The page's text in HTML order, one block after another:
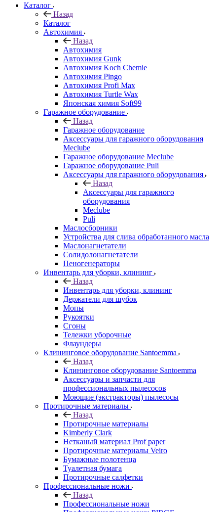
Каталог
Назад
Каталог
Автохимия
Назад
Автохимия
Автохимия Gunk
Автохимия Koch Chemie
Автохимия Pingo
Автохимия Profi Max
Автохимия Turtle Wax
Японская химия Soft99
Гаражное оборудование
Назад
Гаражное оборудование
Аксессуары для гаражного оборудования
Meclube
Гаражное оборудование Meclube
Гаражное оборудование Puli
Аксессуары для гаражного оборудования
Назад
Аксессуары для гаражного
оборудования
Meclube
Puli
Маслосборники
Устройства для слива обработанного масла
Маслонагнетатели
Солидолонагнетатели
Пеногенераторы
Инвентарь для уборки, клининг
Назад
Инвентарь для уборки, клининг
Держатели для шубок
Мопы
Рукоятки
Сгоны
Тележки уборочные
Флаундеры
Клининговое оборудование Santoemma
Назад
Клининговое оборудование Santoemma
Аксессуары и запчасти для
профессиональных пылесосов
Моющие (экстракторы) пылесосы
Протирочные материалы
Назад
Протирочные материалы
Kimberly Clark
Нетканый материал Prof paper
Протирочные материалы Veiro
Бумажные полотенца
Туалетная бумага
Протирочные салфетки
Профессиональные ножи
Назад
Профессиональные ножи